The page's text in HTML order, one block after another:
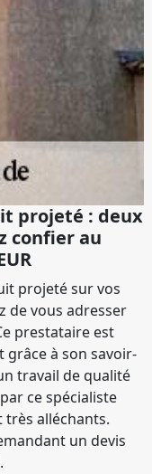
projeté : deux
confier au
projeté sur vos
de vous adresser
prestataire est
à son savoir-
travail de qualité
ce spécialiste
alléchants.
un devis